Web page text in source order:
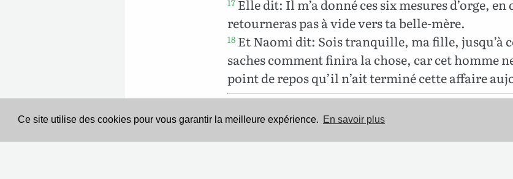
Ce site utilise des cookies pour vous garantir la meilleure expérience. En savoir plus
Elle dit: Il m’a donné ces six mesures d’orge,
retourneras pas à vide vers ta belle-mère.
18 Et Naomi dit: Sois tranquille, ma fille, jusqu’à
saches comment finira la chose, car cet homme
point de repos qu’il n’ait terminé cette affaire
Cette Bible est dans le domaine public.